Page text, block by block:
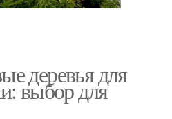
деревья для
выбор для